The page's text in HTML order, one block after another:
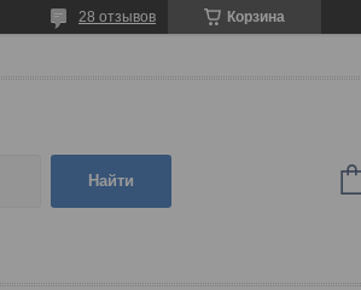
Корзина
28 отзывов
Найти